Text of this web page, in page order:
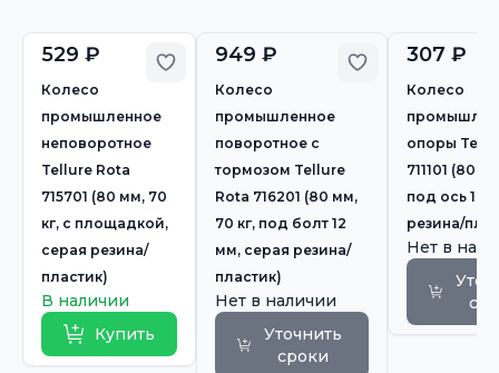
Добавить в избранное
529 ₽
Колесо
промышленное
неповоротное
Tellure Rota
715701 (80 мм, 70
кг, с площадкой,
серая резина/
пластик)
В наличии
Купить
Добавить в
949 ₽
Колесо
промышленное
поворотное с
тормозом Tellure
Rota 716201 (80 мм,
70 кг, под болт 12
мм, серая резина/
пластик)
Нет в наличии
Уточнить
сроки
307 ₽
Колесо
опоры
711101 (80
под ось 12,
резина/
Нет в